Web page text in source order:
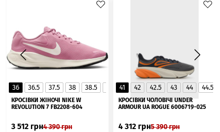
36 36.5 37.5 38 38.5 40 40.5
41
▲
КРОСІВКИ ЖІНОЧІ NIKE W
REVOLUTION 7 FB2208-604
3 512 грн4 390грн
41 42 42.5 43 44 44.5
КРОСІВКИ ЧОЛОВІЧІ UNDER
ARMOUR UA ROGUE 6006719-025
4 312 грн5 390грн